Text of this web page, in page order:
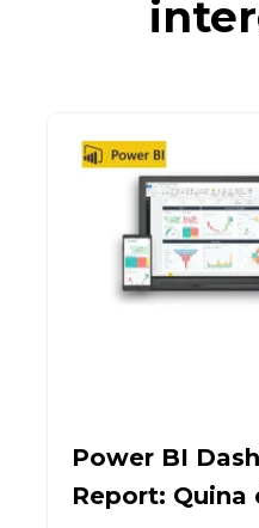
Power BI
Report: Quina